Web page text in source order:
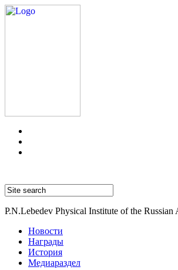
P.N.Lebedev Physical Institute of the Russian
Новости
Награды
История
Медиараздел